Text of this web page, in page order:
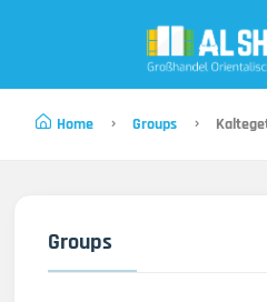
Home Groups
Groups